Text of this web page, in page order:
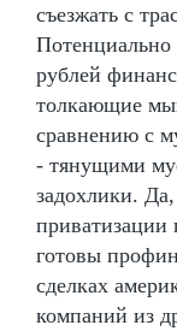
съезжать с
рублей
толкающие
сравнению с
- тянущими
задохлики.
готовы
сделках
компаний из